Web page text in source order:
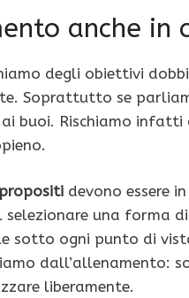
anche in
degli obiettivi
Soprattutto se
buoi. Rischiamo infatti
devono essere
selezionare una forma
sotto ogni punto di
dall’allenamento:
liberamente.